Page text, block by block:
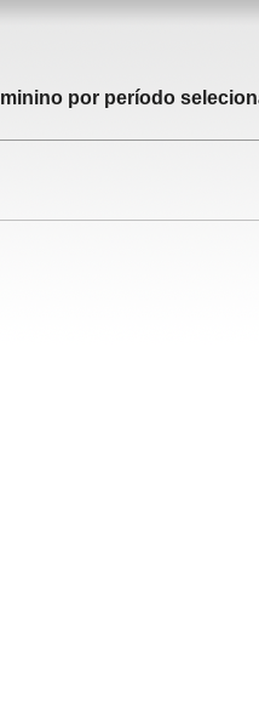
por período